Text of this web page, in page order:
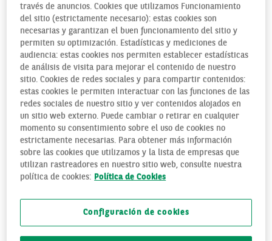
más combinar la diversión con el aprendizaje, y que este
introduzca a los más jóvenes en el mundo financiero de la
manera más básica pero directa posible.
Y para ello hay juegos de lo más recomendables. Por
ejemplo elEmprendiendode la colección Finanzas para
niños de Quiz Business Show.Una serie de videojuegos para
computadora y dispositivos móviles, que les presenta a los
más jóvenes, de manera harto comprensible, conceptos
financieros básicos para el buen manejo de sus finanzas
personales , de modo que, cada niño comprenda desde la
edad más temprana los fundamentos de la economía, y así
cuando sea adulto tenga las herramientas básicas para
construir su patrimonio económico o empresarial.
entretenimiento y formación. Uno dedicado al dinero, otro
través de anuncios. Cookies que utilizamos Funcionamiento
del sitio (estrictamente necesario): estas cookies son
necesarias y garantizan el buen funcionamiento del sitio y
permiten su optimización. Estadísticas y mediciones de
audiencia: estas cookies nos permiten establecer estadísticas
de análisis de visita para mejorar el contenido de nuestro
sitio. Cookies de redes sociales y para compartir contenidos:
estas cookies le permiten interactuar con las funciones de las
redes sociales de nuestro sitio y ver contenidos alojados en
un sitio web externo. Puede cambiar o retirar en cualquier
momento su consentimiento sobre el uso de cookies no
estrictamente necesarias. Para obtener más información
sobre las cookies que utilizamos y la lista de empresas que
utilizan rastreadores en nuestro sitio web, consulte nuestra
política de cookies: Política de Cookies
Configuración de cookies